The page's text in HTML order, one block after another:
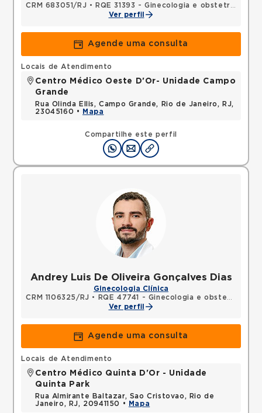
CRM 683051/RJ •
RQE 31393 - Ginecologia e obstetrícia
Ver perfil
Agende uma consulta
Compartilhe este perfil
Locais de Atendimento
Centro Médico Oeste D'Or- Unidade Campo
Grande
Rua Olinda Ellis, Campo Grande, Rio de Janeiro, RJ,
23045160 •
Mapa
Andrey Luis De Oliveira Gonçalves Dias
Ginecologia Clínica
CRM 1106325/RJ •
RQE 47741 - Ginecologia e obstetrícia
Ver perfil
Agende uma consulta
Locais de Atendimento
Centro Médico Quinta D'Or - Unidade
Quinta Park
Rua Almirante Baltazar, Sao Cristovao, Rio de
Janeiro, RJ, 20941150 •
Mapa